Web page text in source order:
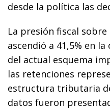
desde la política las
La presión fiscal
ascendió a 41,5% en
del actual esquema
las retenciones
estructura tributaria
datos fueron